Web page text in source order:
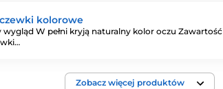
kolorowe
W pełni kryją naturalny kolor oczu Zawartość
Zobacz więcej produktów